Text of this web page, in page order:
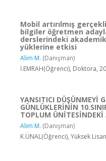
Mobil artırılmış
bilgiler öğretmen
derslerindeki akademik
yüklerine etkisi
Alım M. (Danışman)
İ.EMRAH(Öğrenci), Doktora,
YANSITICI DÜŞÜNMEYİ
GÜNLÜKLERİNİN
TOPLUM ÜNİTESİNDEKİ
Alım M. (Danışman)
K.ÜNAL(Öğrenci), Yüksek